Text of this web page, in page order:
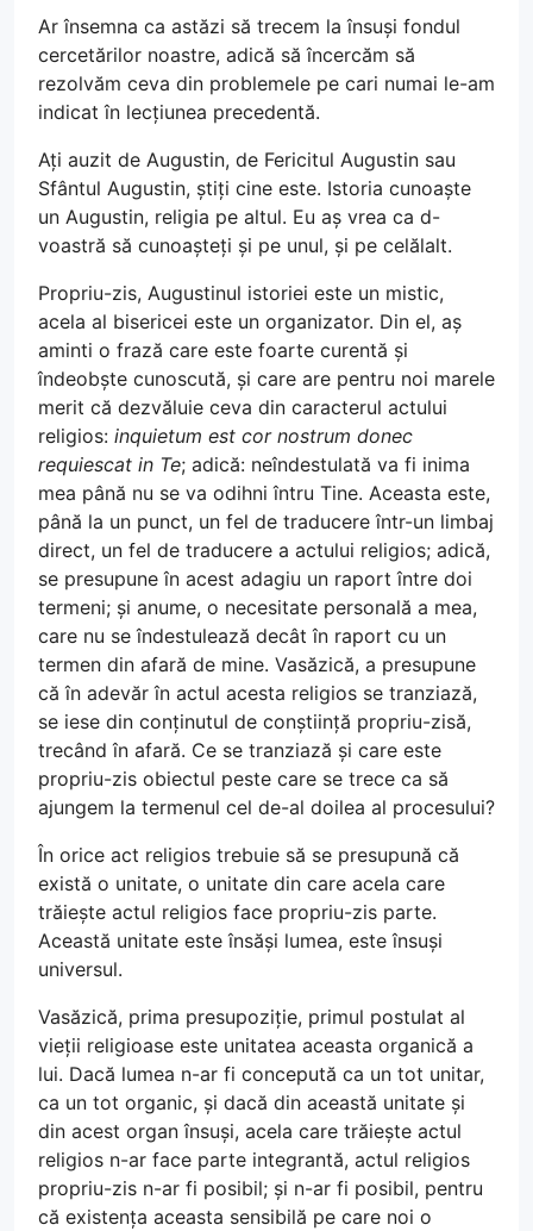
Ar însemna ca astăzi să trecem la însuși fondul
cercetărilor noastre, adică să încercăm să
rezolvăm ceva din problemele pe cari numai le-am
indicat în lecțiunea precedentă.
Ați auzit de Augustin, de Fericitul Augustin sau
Sfântul Augustin, știți cine este. Istoria cunoaște
un Augustin, religia pe altul. Eu aș vrea ca d-
voastră să cunoașteți și pe unul, și pe celălalt.
Propriu-zis, Augustinul istoriei este un mistic,
acela al bisericei este un organizator. Din el, aș
aminti o frază care este foarte curentă și
îndeobște cunoscută, și care are pentru noi marele
merit că dezvăluie ceva din caracterul actului
religios: inquietum est cor nostrum donec
requiescat in Te; adică: neîndestulată va fi inima
mea până nu se va odihni întru Tine. Aceasta este,
până la un punct, un fel de traducere într-un limbaj
direct, un fel de traducere a actului religios; adică,
se presupune în acest adagiu un raport între doi
termeni; și anume, o necesitate personală a mea,
care nu se îndestulează decât în raport cu un
termen din afară de mine. Vasăzică, a presupune
că în adevăr în actul acesta religios se tranziază,
se iese din conținutul de conștiință propriu-zisă,
trecând în afară. Ce se tranziază și care este
propriu-zis obiectul peste care se trece ca să
ajungem la termenul cel de-al doilea al procesului?
În orice act religios trebuie să se presupună că
există o unitate, o unitate din care acela care
trăiește actul religios face propriu-zis parte.
Această unitate este însăși lumea, este însuși
universul.
Vasăzică, prima presupoziție, primul postulat al
vieții religioase este unitatea aceasta organică a
lui. Dacă lumea n-ar fi concepută ca un tot unitar,
ca un tot organic, și dacă din această unitate și
din acest organ însuși, acela care trăiește actul
religios n-ar face parte integrantă, actul religios
propriu-zis n-ar fi posibil; și n-ar fi posibil, pentru
că existența aceasta sensibilă pe care noi o